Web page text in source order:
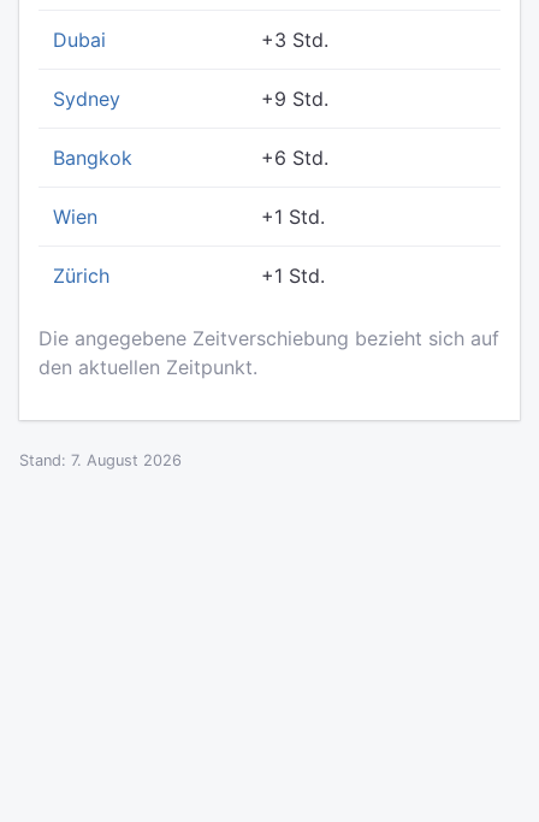
Dubai +3 Std.
Sydney +9 Std.
Bangkok +6 Std.
Wien +1 Std.
Zürich +1 Std.
Die angegebene Zeitverschiebung bezieht sich auf
den aktuellen Zeitpunkt.
Stand: 7. August 2026